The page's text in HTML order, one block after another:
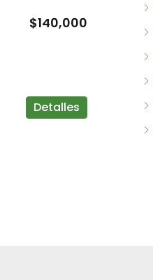
$140,000
Detalles